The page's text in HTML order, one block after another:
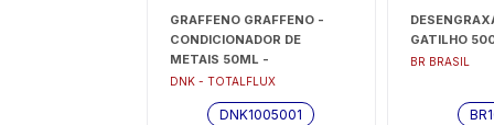
GRAFFENO GRAFFENO -
CONDICIONADOR DE
METAIS 50ML -
DNK1005001
DNK - TOTALFLUX
DNK1005001
GATILHO
BR BRASIL